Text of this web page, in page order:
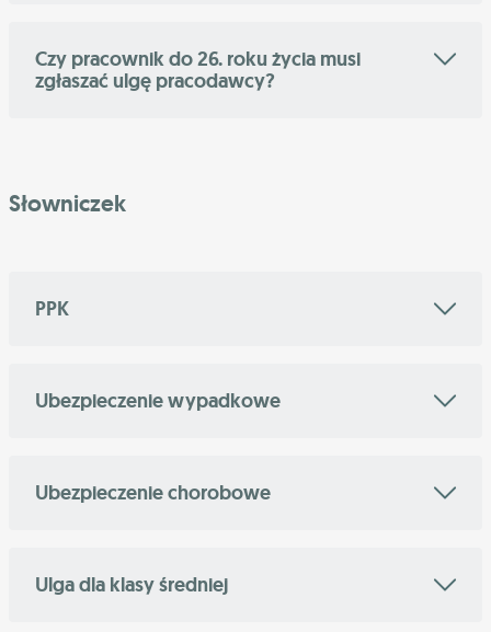
Czy pracownik do 26. roku życia musi
zgłaszać ulgę pracodawcy?
Słowniczek
PPK
Ubezpieczenie wypadkowe
Ubezpieczenie chorobowe
Ulga dla klasy średniej